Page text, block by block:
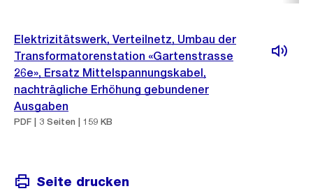
Elektrizitätswerk, Verteilnetz, Umbau der
Transformatorenstation «Gartenstrasse
26e», Ersatz Mittelspannungskabel,
nachträgliche Erhöhung gebundener
Ausgaben
PDF | 3 Seiten | 159 KB
Seite drucken